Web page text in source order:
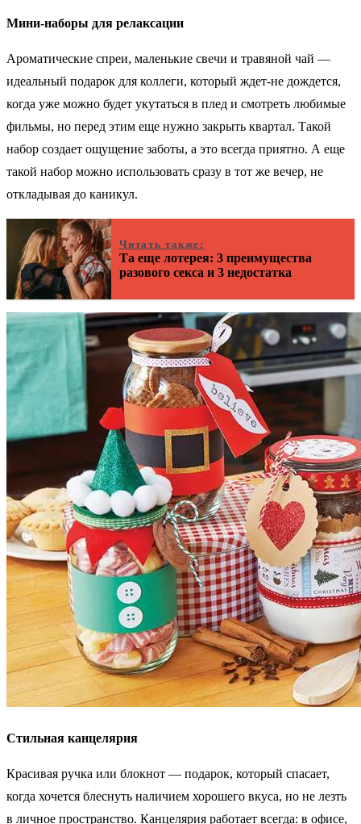
Мини-наборы для релаксации
Ароматические спреи, маленькие свечи и травяной чай —
идеальный подарок для коллеги, который ждет-не дождется,
когда уже можно будет укутаться в плед и смотреть любимые
фильмы, но перед этим еще нужно закрыть квартал. Такой
набор создает ощущение заботы, а это всегда приятно. А еще
такой набор можно использовать сразу в тот же вечер, не
откладывая до каникул.
Читать также:
Та еще лотерея: 3 преимущества
разового секса и 3 недостатка
Стильная канцелярия
Красивая ручка или блокнот — подарок, который спасает,
когда хочется блеснуть наличием хорошего вкуса, но не лезть
в личное пространство. Канцелярия работает всегда: в офисе,